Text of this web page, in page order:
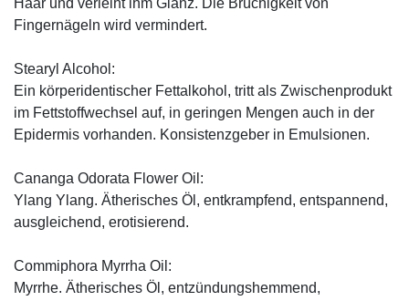
Haar und verleiht ihm Glanz. Die Brüchigkeit von
Fingernägeln wird vermindert.
Stearyl Alcohol:
Ein körperidentischer Fettalkohol, tritt als Zwischenprodukt
im Fettstoffwechsel auf, in geringen Mengen auch in der
Epidermis vorhanden. Konsistenzgeber in Emulsionen.
Cananga Odorata Flower Oil:
Ylang Ylang. Ätherisches Öl, entkrampfend, entspannend,
ausgleichend, erotisierend.
Commiphora Myrrha Oil:
Myrrhe. Ätherisches Öl, entzündungshemmend,